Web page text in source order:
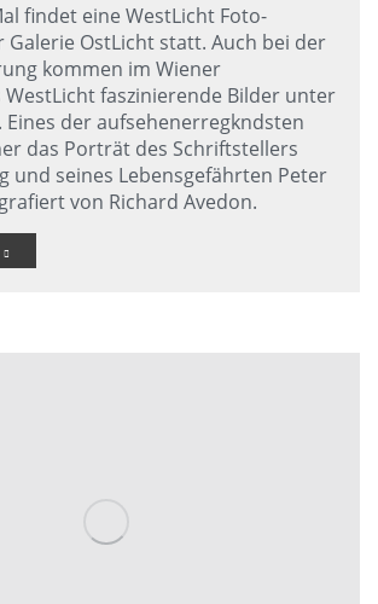
findet eine WestLicht Foto-
Galerie OstLicht statt. Auch bei der
kommen im Wiener
faszinierende Bilder unter
Eines der aufsehenerregkndsten
das Porträt des Schriftstellers
und seines Lebensgefährten Peter
von Richard Avedon.